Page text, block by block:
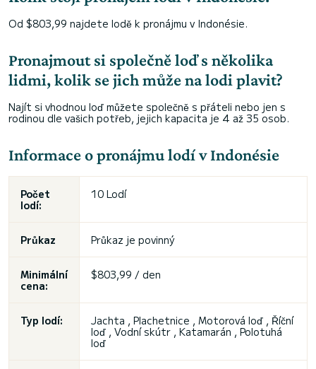
Od $803,99 najdete lodě k pronájmu v Indonésie.
Pronajmout si společně loď s několika
lidmi, kolik se jich může na lodi plavit?
Najít si vhodnou loď můžete společně s přáteli nebo jen s
rodinou dle vašich potřeb, jejich kapacita je 4 až 35 osob.
Informace o pronájmu lodí v Indonésie
Počet
lodí:
10 Lodí
Průkaz Průkaz je povinný
Minimální
cena:
$803,99 / den
Typ lodí:
Jachta , Plachetnice , Motorová loď , Říční
loď , Vodní skútr , Katamarán , Polotuhá
loď